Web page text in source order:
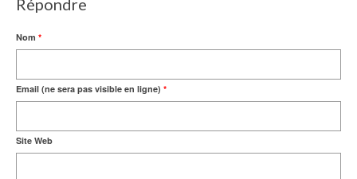
Nom *
Email (ne sera pas visible en ligne) *
Site Web